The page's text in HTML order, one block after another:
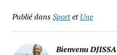
Publié dansSportetUne
Bienvenu DJISSA